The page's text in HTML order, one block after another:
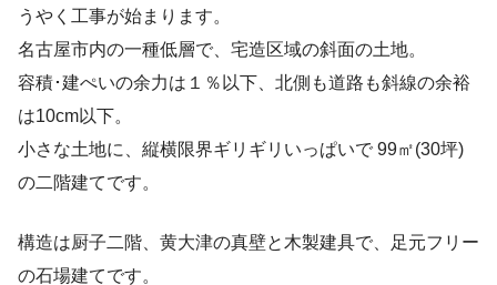
うやく工事が始まります。
名古屋市内の一種低層で、宅造区域の斜面の土地。
容積･建ぺいの余力は１％以下、北側も道路も斜線の余裕
は10cm以下。
小さな土地に、縦横限界ギリギリいっぱいで 99㎡(30坪)
の二階建てです。
構造は厨子二階、黄大津の真壁と木製建具で、足元フリー
の石場建てです。